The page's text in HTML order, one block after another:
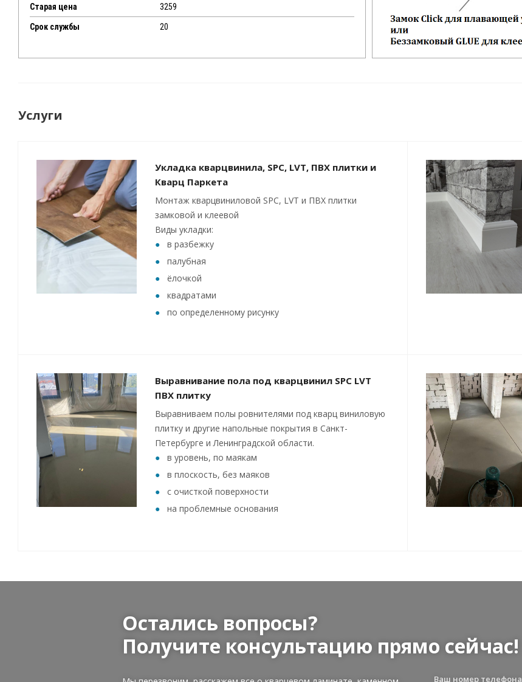
Старая цена 3259
Срок службы 20
Услуги
Укладка кварцвинила, SPC, LVT, ПВХ плитки и
Кварц Паркета
Монтаж кварцвиниловой SPC, LVT и ПВХ плитки
замковой и клеевой
Виды укладки:
в разбежку
палубная
ёлочкой
квадратами
по определенному рисунку
Выравнивание пола под кварцвинил SPC LVT
ПВХ плитку
Выравниваем полы ровнителями под кварц виниловую
плитку и другие напольные покрытия в Санкт-
Петербурге и Ленинградской области.
в уровень, по маякам
в плоскость, без маяков
с очисткой поверхности
на проблемные основания
Остались вопросы?
Получите консультацию прямо сейчас!
Ваш номер телефона